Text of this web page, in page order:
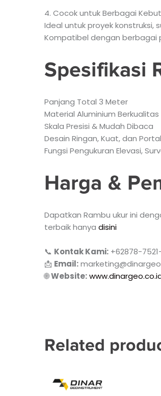
4. Cocok untuk Berbagai
Ideal untuk proyek konstruksi,
Kompatibel dengan
Spesifikasi
Panjang Total 3 Meter
Material Aluminium Berkualitas
Skala Presisi & Mudah Dibaca
Desain Ringan, Kuat, dan
Fungsi Pengukuran Elevasi,
Harga &
Dapatkan Rambu ukur ini
terbaik hanya disini
📞 Kontak Kami: +62878-
📩 Email:
🌐Website:
Related